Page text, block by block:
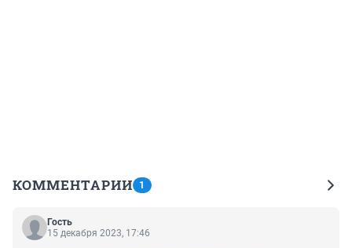
КОММЕНТАРИИ 1
Гость
15 декабря 2023, 17:46